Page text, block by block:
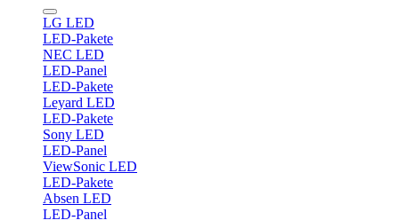
LG LED
LED-Pakete
NEC LED
LED-Panel
LED-Pakete
Leyard LED
LED-Pakete
Sony LED
LED-Panel
ViewSonic LED
LED-Pakete
Absen LED
LED-Panel